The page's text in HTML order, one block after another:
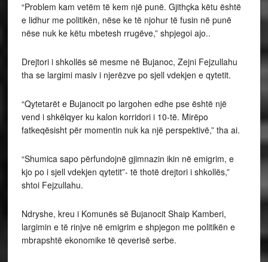
“Problem kam vetëm të kem një punë. Gjithçka këtu është
e lidhur me politikën, nëse ke të njohur të fusin në punë
nëse nuk ke këtu mbetesh rrugëve,” shpjegoi ajo..
Drejtori i shkollës së mesme në Bujanoc, Zejni Fejzullahu
tha se largimi masiv i njerëzve po sjell vdekjen e qytetit.
“Qytetarët e Bujanocit po largohen edhe pse është një
vend i shkëlqyer ku kalon korridori i 10-të. Mirëpo
fatkeqësisht për momentin nuk ka një perspektivë,” tha ai.
“Shumica sapo përfundojnë gjimnazin ikin në emigrim, e
kjo po i sjell vdekjen qytetit”- të thotë drejtori i shkollës,”
shtoi Fejzullahu.
Ndryshe, kreu i Komunës së Bujanocit Shaip Kamberi,
largimin e të rinjve në emigrim e shpjegon me politikën e
mbrapshtë ekonomike të qeverisë serbe.